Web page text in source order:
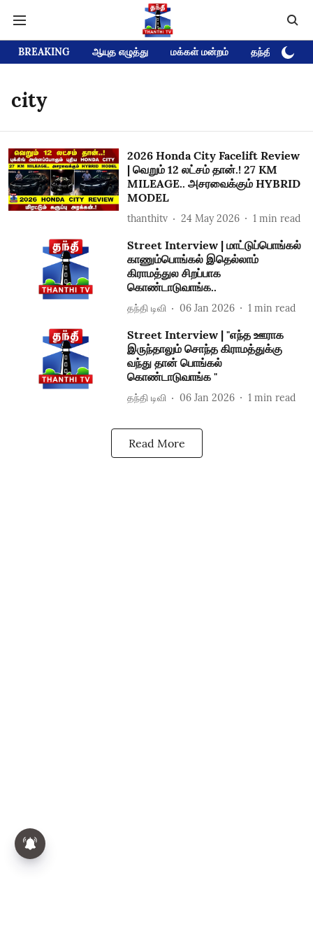
BREAKING ஆயுத எழுத்து மக்கள் மன்றம் தந்தி டிவி
city
2026 Honda City Facelift Review
| வெறும் 12 லட்சம் தான்.! 27 KM
MILEAGE.. அசரவைக்கும் HYBRID
MODEL
thanthitv 24 May 2026 1 min read
Street Interview | மாட்டுப்பொங்கல்
காணும்பொங்கல் இதெல்லாம்
கிராமத்துல சிறப்பாக
கொண்டாடுவாங்க..
தந்தி டிவி 06 Jan 2026 1 min read
Street Interview | "எந்த ஊராக
இருந்தாலும் சொந்த கிராமத்துக்கு
வந்து தான் பொங்கல்
கொண்டாடுவாங்க "
தந்தி டிவி 06 Jan 2026 1 min read
Read More